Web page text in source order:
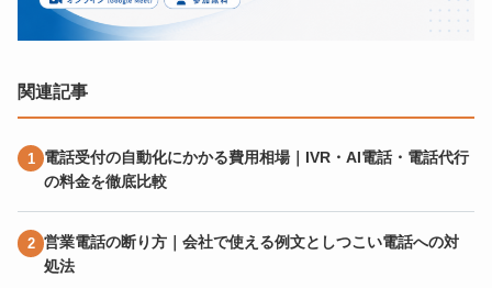
関連記事
電話受付の自動化にかかる費用相場｜IVR・AI電話・電話代行
の料金を徹底比較
営業電話の断り方｜会社で使える例文としつこい電話への対
処法